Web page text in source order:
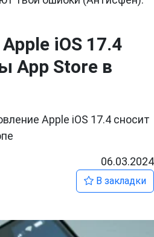
iOS 17.4
App Store в
Apple iOS 17.4 сносит
06.03.2024
В закладки